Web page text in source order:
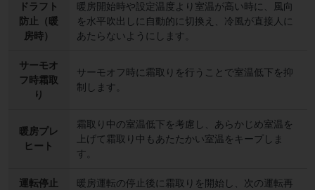
ドラフト
防止（暖
房時）
暖房開始時や設定温度より室温が高い時に、風向
を水平吹出しに自動的に切換え、冷風が直接人に
あたらないようにします。
サーモオ
フ時霜取
り
サーモオフ時に霜取りを行うことで室温低下を抑
制します。
暖房プレ
ヒート
霜取り中の室温低下を考慮し、あらかじめ室温を
上げて霜取り中もあたたかい室温をキープしま
す。
運転停止
暖房運転の停止後に霜取りを開始し、次の運転再